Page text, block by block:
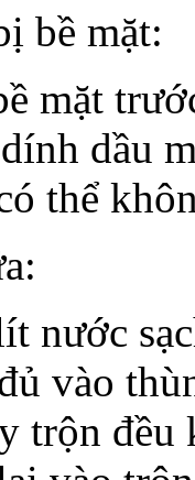
bề mặt:
mặt
dầu
thể
nước
vào
trộn